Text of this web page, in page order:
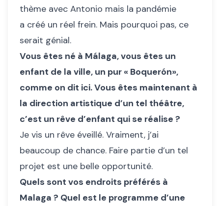
thème avec Antonio mais la pandémie
a créé un réel frein. Mais pourquoi pas, ce
serait génial.
Vous êtes né à Málaga, vous êtes un
enfant de la ville, un pur « Boquerón»,
comme on dit ici. Vous êtes maintenant à
la direction artistique d’un tel théâtre,
c’est un rêve d’enfant qui se réalise ?
Je vis un rêve éveillé. Vraiment, j’ai
beaucoup de chance. Faire partie d’un tel
projet est une belle opportunité.
Quels sont vos endroits préférés à
Malaga ? Quel est le programme d’une